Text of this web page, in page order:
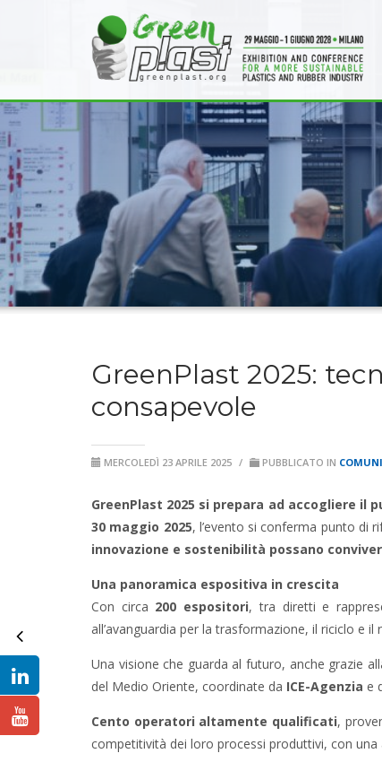
GreenPlast 2025:
consapevole
MERCOLEDÌ 23 APRILE 2025 / PUBBLICATO IN
GreenPlast 2025 si prepara ad accogliere il
30 maggio 2025, l’evento si conferma punto di
innovazione e sostenibilità possano
Una panoramica espositiva in crescita
Con circa 200 espositori, tra diretti e
all’avanguardia per la trasformazione, il riciclo e
Una visione che guarda al futuro, anche grazie
del Medio Oriente, coordinate da ICE-Agenzia e
Cento operatori altamente qualificati,
competitività dei loro processi produttivi, con